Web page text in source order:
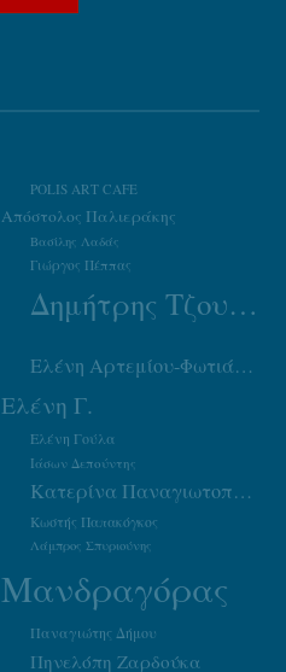
POLIS ART CAFE
Απόστολος Παλιεράκης
Βασίλης Λαδάς
Γιώργος Πέππας
Δημήτρης Τζουμάκας
Ελένη Αρτεμίου-Φωτιάδου
Ελένη Γ.
Ελένη Γούλα
Ιάσων Δεπούντης
Κατερίνα Παναγιωτοπούλου
Κωστής Παπακόγκος
Λάμπρος Σπυριούνης
Μανδραγόρας
Παναγιώτης Δήμου
Πηνελόπη Ζαρδούκα